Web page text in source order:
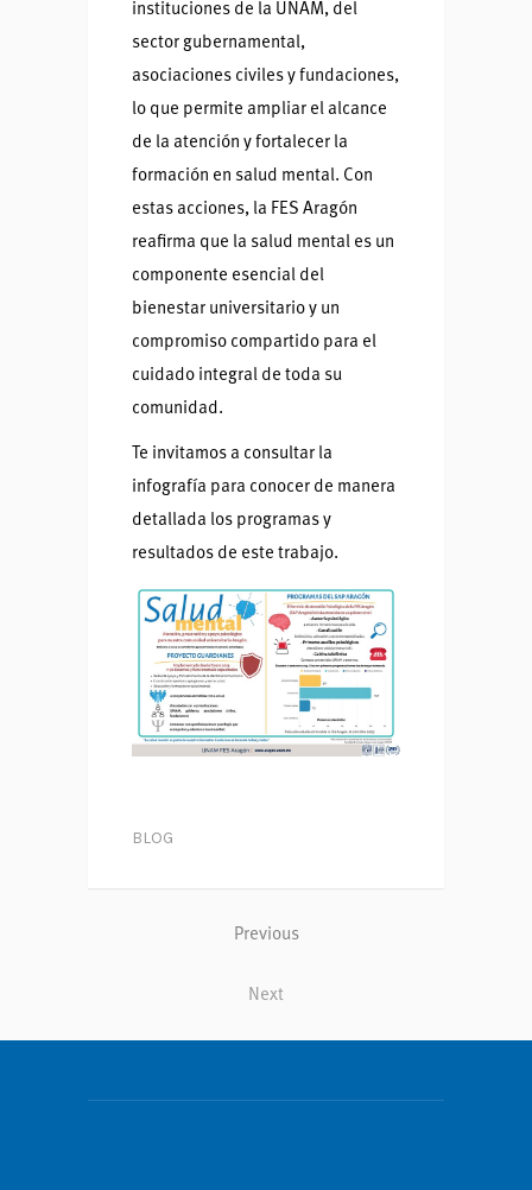
instituciones de la UNAM, del
sector gubernamental,
asociaciones civiles y fundaciones,
lo que permite ampliar el alcance
de la atención y fortalecer la
formación en salud mental. Con
estas acciones, la FES Aragón
reafirma que la salud mental es un
componente esencial del
bienestar universitario y un
compromiso compartido para el
cuidado integral de toda su
comunidad.
Te invitamos a consultar la
infografía para conocer de manera
detallada los programas y
resultados de este trabajo.
BLOG
Previous
Next